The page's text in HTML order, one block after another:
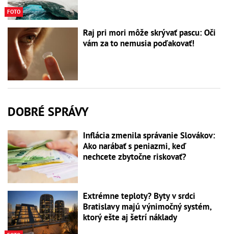
FOTO
Raj pri mori môže skrývať pascu: Oči
vám za to nemusia poďakovať!
DOBRÉ SPRÁVY
Inflácia zmenila správanie Slovákov:
Ako narábať s peniazmi, keď
nechcete zbytočne riskovať?
Extrémne teploty? Byty v srdci
Bratislavy majú výnimočný systém,
ktorý ešte aj šetrí náklady